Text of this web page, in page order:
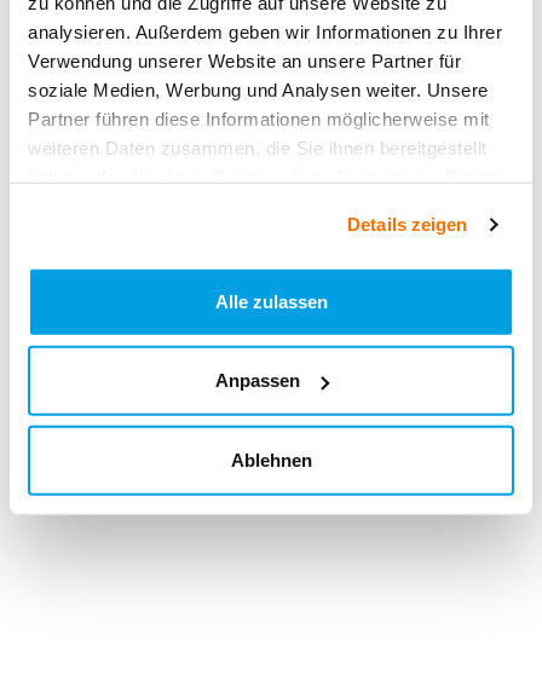
analysieren. Außerdem geben wir Informationen zu Ihrer
Verwendung unserer Website an unsere Partner für
soziale Medien, Werbung und Analysen weiter. Unsere
Partner führen diese Informationen möglicherweise mit
weiteren Daten zusammen, die Sie ihnen bereitgestellt
Details zeigen
Alle zulassen
Anpassen
Ablehnen